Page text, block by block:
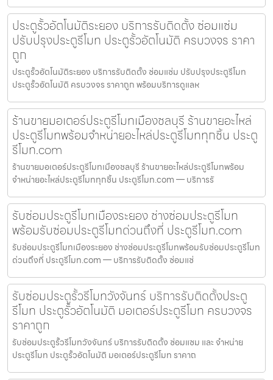
ประตูรั้วอัตโนมัติระยอง บริการรับติดตั้ง ซ่อมแซ่ม
ปรับปรุงประตูรีโมท ประตูรั้วอัตโนมัติ ครบวงจร ราคา
ถูก
ประตูรั้วอัตโนมัติระยอง บริการรับติดตั้ง ซ่อมแซ่ม ปรับปรุงประตูรีโมท
ประตูรั้วอัตโนมัติ ครบวงจร ราคาถูก พร้อมบริการดูแลห
ร้านขายมอเตอร์ประตูรีโมทเมืองชลบุรี ร้านขายอะไหล่
ประตูรีโมทพร้อมจำหน่ายอะไหล่ประตูรีโมททุกชิ้น ประตู
รีโมท.com
ร้านขายมอเตอร์ประตูรีโมทเมืองชลบุรี ร้านขายอะไหล่ประตูรีโมทพร้อม
จำหน่ายอะไหล่ประตูรีโมททุกชิ้น ประตูรีโมท.com — บริการรั
รับซ่อมประตูรีโมทเมืองระยอง ช่างซ่อมประตูรีโมท
พร้อมรับซ่อมประตูรีโมทด่วนถึงที่ ประตูรีโมท.com
รับซ่อมประตูรีโมทเมืองระยอง ช่างซ่อมประตูรีโมทพร้อมรับซ่อมประตูรีโมท
ด่วนถึงที่ ประตูรีโมท.com — บริการรับติดตั้ง ซ่อมแซ่
รับซ่อมประตูรั้วรีโมทวังจันทร์ บริการรับติดตั้งประตู
รีโมท ประตูรั้วอัตโนมัติ มอเตอร์ประตูรีโมท ครบวงจร
ราคาถูก
รับซ่อมประตูรั้วรีโมทวังจันทร์ บริการรับติดตั้ง ซ่อมแซม และ จำหน่าย
ประตูรีโมท ประตูรั้วอัตโนมัติ มอเตอร์ประตูรีโมท ราคาถ